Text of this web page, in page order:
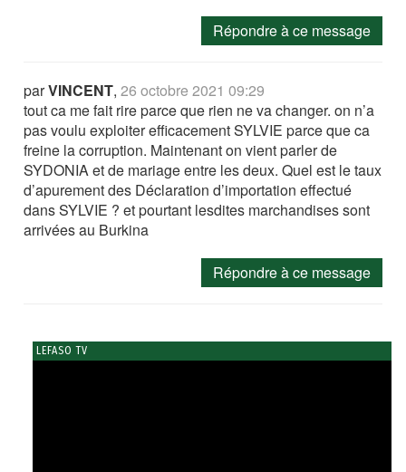
Répondre à ce message
parVINCENT,26 octobre 2021 09:29
tout ca me fait rire parce que rien ne va changer. on n’a
pas voulu exploiter efficacement SYLVIE parce que ca
freine la corruption. Maintenant on vient parler de
SYDONIA et de mariage entre les deux. Quel est le taux
d’apurement des Déclaration d’importation effectué
dans SYLVIE ? et pourtant lesdites marchandises sont
arrivées au Burkina
Répondre à ce message
LEFASO TV